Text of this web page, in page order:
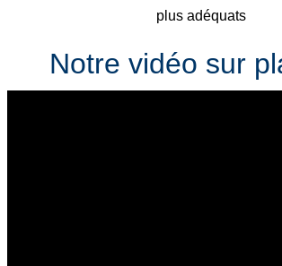
plus adéquats
Notre vidéo sur